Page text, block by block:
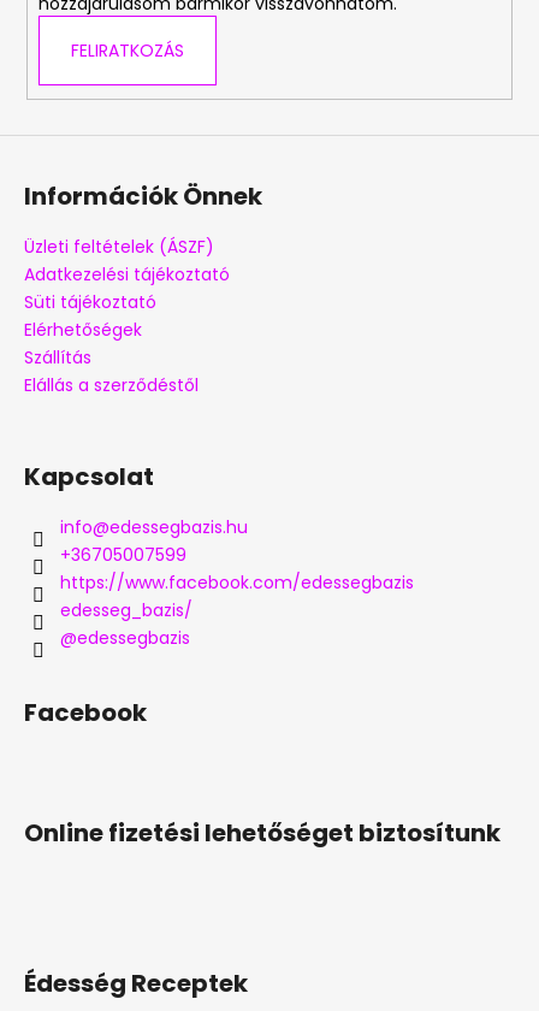
FELIRATKOZÁS
Információk Önnek
Üzleti feltételek (ÁSZF)
Adatkezelési tájékoztató
Süti tájékoztató
Elérhetőségek
Szállítás
Elállás a szerződéstől
Kapcsolat
info@edessegbazis.hu
+36705007599
https://www.facebook.com/edessegbazis
edesseg_bazis/
@edessegbazis
Facebook
Online fizetési lehetőséget biztosítunk
Édesség Receptek